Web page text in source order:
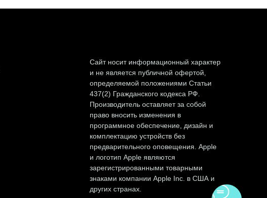
Сайт носит информационный характер
и не является публичной офертой,
определяемой положениями Статьи
437(2) Гражданского кодекса РФ.
Производитель оставляет за собой
право вносить изменения в
программное обеспечение, дизайн и
комплектацию устройств без
предварительного оповещения. Apple
и логотип Apple являются
зарегистрированными товарными
знаками компании Apple Inc. в США и
других странах.